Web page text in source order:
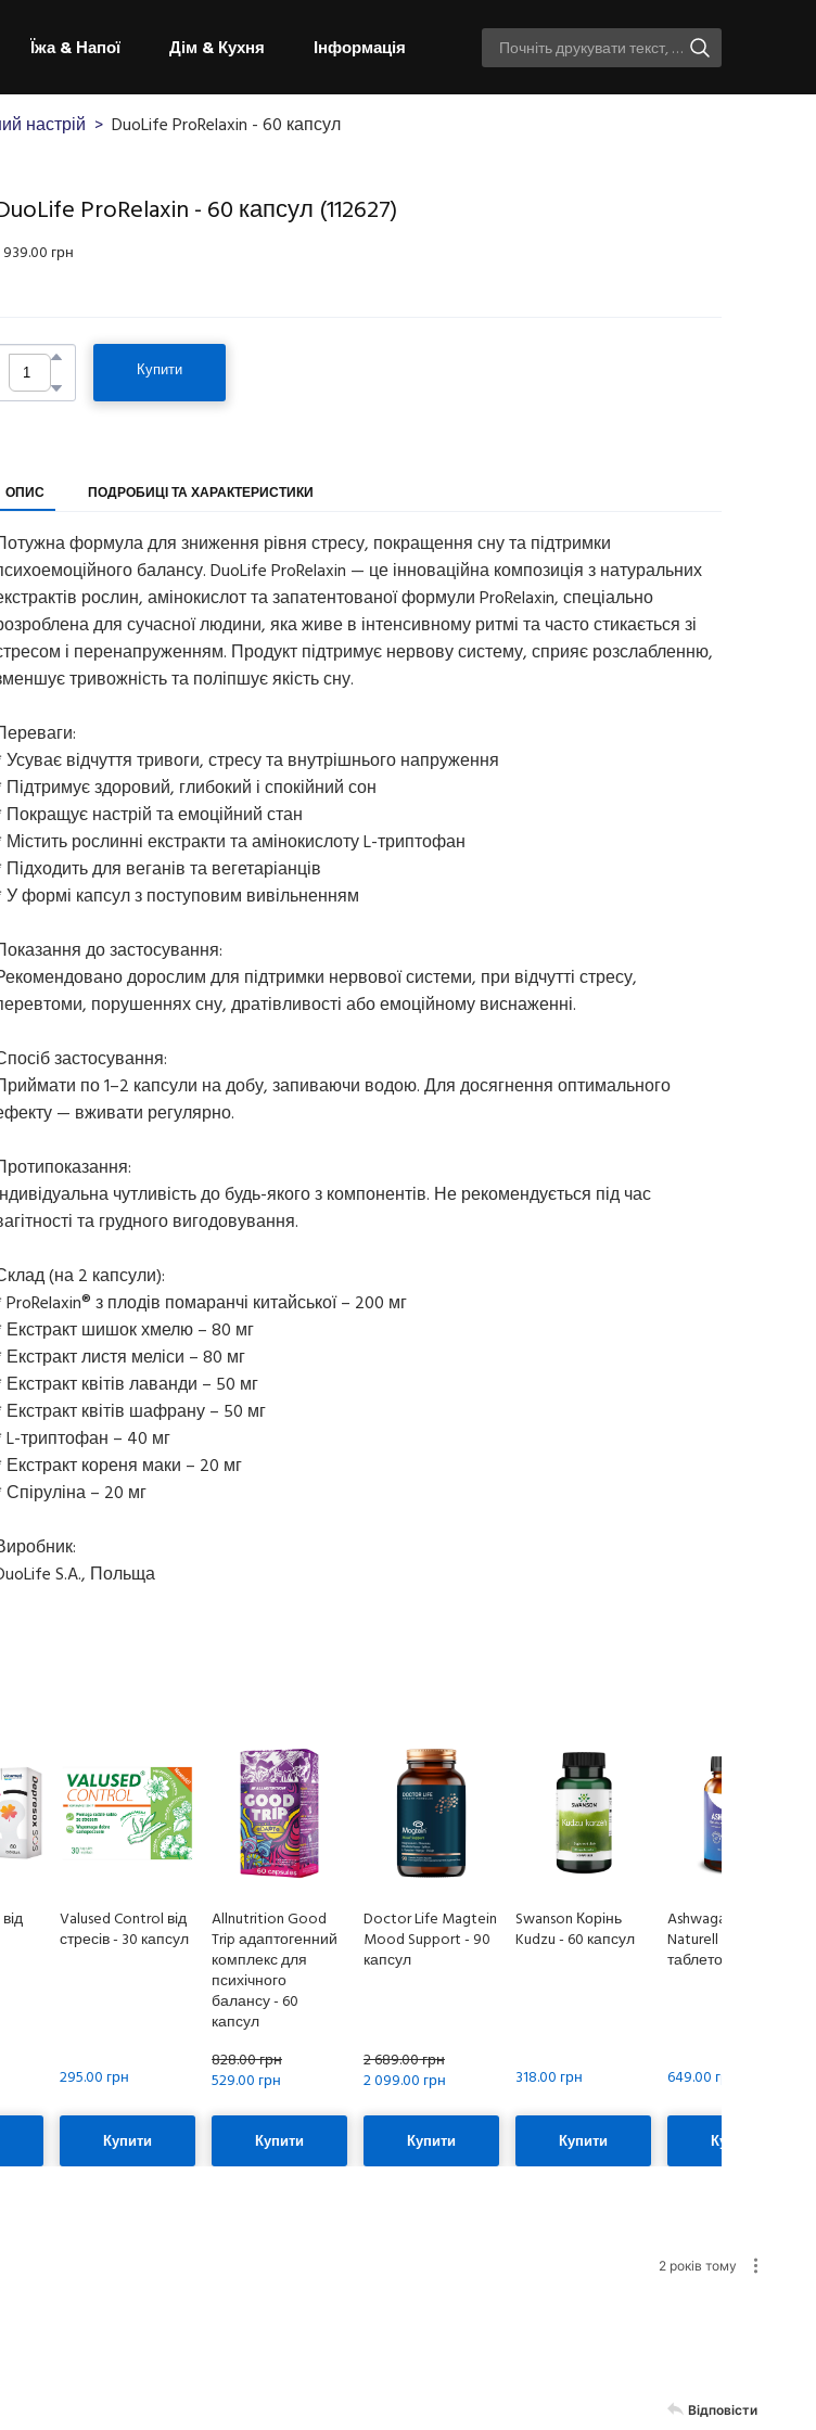
Їжа & Напої Дім & Кухня Інформація
настрій DuoLife ProRelaxin - 60 капсул
ProRelaxin - 60 капсул (112627)
939.00 грн
Купити
ОПИС ПОДРОБИЦІ ТА ХАРАКТЕРИСТИКИ
формула для зниження рівня стресу, покращення сну та підтримки
балансу. DuoLife ProRelaxin — це інноваційна композиція з натуральних
рослин, амінокислот та запатентованої формули ProRelaxin, спеціально
для сучасної людини, яка живе в інтенсивному ритмі та часто стикається зі
і перенапруженням. Продукт підтримує нервову систему, сприяє розслабленню,
тривожність та поліпшує якість сну.
Усуває відчуття тривоги, стресу та внутрішнього напруження
Підтримує здоровий, глибокий і спокійний сон
Покращує настрій та емоційний стан
Містить рослинні екстракти та амінокислоту L-триптофан
Підходить для веганів та вегетаріанців
У формі капсул з поступовим вивільненням
до застосування:
дорослим для підтримки нервової системи, при відчутті стресу,
порушеннях сну, дратівливості або емоційному виснаженні.
застосування:
по 1–2 капсули на добу, запиваючи водою. Для досягнення оптимального
— вживати регулярно.
чутливість до будь-якого з компонентів. Не рекомендується під час
та грудного вигодовування.
(на 2 капсули):
ProRelaxin® з плодів помаранчі китайської – 200 мг
Екстракт шишок хмелю – 80 мг
Екстракт листя меліси – 80 мг
Екстракт квітів лаванди – 50 мг
Екстракт квітів шафрану – 50 мг
L-триптофан – 40 мг
Екстракт кореня маки – 20 мг
Спіруліна – 20 мг
S.A., Польща
Valused Control від
стресів - 30 капсул
295.00 грн
Купити
Allnutrition Good
Trip адаптогенний
комплекс для
психічного
балансу - 60
капсул
828.00 грн
529.00 грн
Купити
Doctor Life Magtein
Mood Support - 90
капсул
2 689.00 грн
2 099.00 грн
Купити
Swanson Корінь
Kudzu - 60 капсул
318.00 грн
Купити
Ashwagandha
Naturell - 120
таблеток
649.00 грн
Купити
2 років тому
Відповісти